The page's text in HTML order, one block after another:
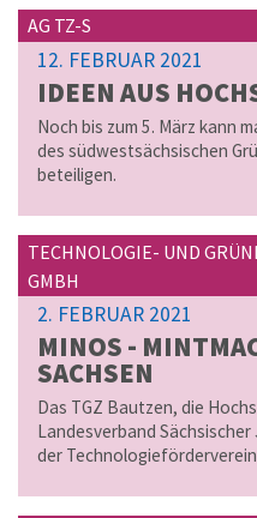
AG TZ-S
12. FEBRUAR 2021
IDEEN AUS
Noch bis zum 5. März kann
des südwestsächsischen
beteiligen.
TECHNOLOGIE- UND
GMBH
2. FEBRUAR 2021
MINOS -
SACH­SEN
Das TGZ Bautzen, die
Landesverband Sächsischer
der